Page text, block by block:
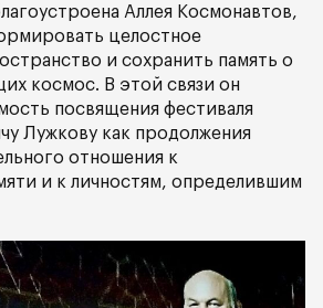
Аллея Космонавтов,
целостное
и сохранить память о
космос. В этой связи он
посвящения фестиваля
Лужкову как продолжения
отношения к
и к личностям, определившим